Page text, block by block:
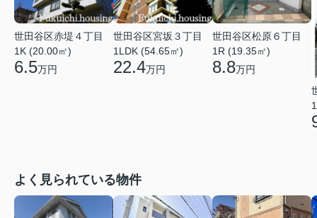
世田谷区赤堤４丁目
1K (20.00㎡)
6.5万円
世田谷区宮坂３丁目
1LDK (54.65㎡)
22.4万円
世田谷区松原６丁目
1R (19.35㎡)
8.8万円
よく見られている物件